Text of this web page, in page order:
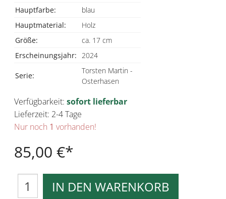
Hauptfarbe:
blau
Hauptmaterial:
Holz
Größe:
ca. 17 cm
Erscheinungsjahr: 2024
Serie:
Torsten Martin -
Osterhasen
Verfügbarkeit: sofort lieferbar
Lieferzeit: 2-4 Tage
Nur noch 1 vorhanden!
85,00 €
IN DEN WARENKORB